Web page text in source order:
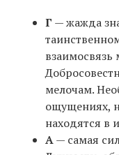
Г — жажда
мелочам.
ощущениях,
находятся в
А— самая